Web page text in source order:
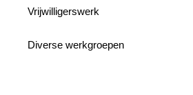
Vrijwilligerswerk
Diverse werkgroepen